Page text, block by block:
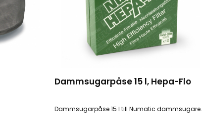
Dammsugarpåse 15 l, Hepa-Flo
Dammsugarpåse 15 l till Numatic dammsugare.